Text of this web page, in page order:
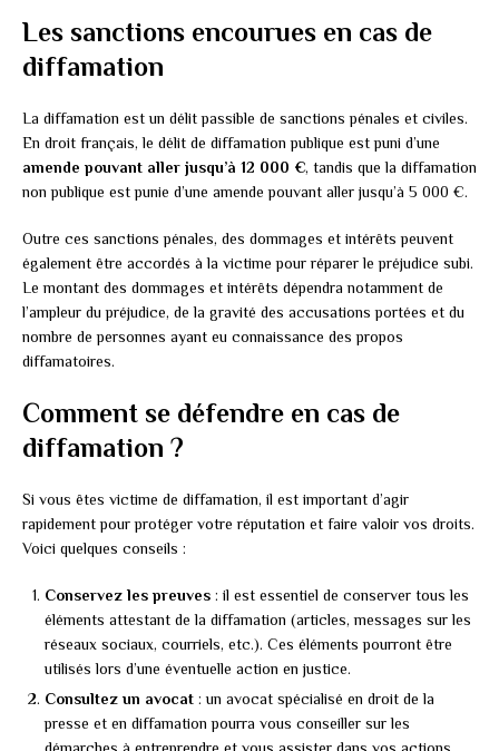
Les sanctions encourues en cas de
diffamation
La diffamation est un délit passible de sanctions pénales et civiles.
En droit français, le délit de diffamation publique est puni d’une
amende pouvant aller jusqu’à 12 000 €, tandis que la diffamation
non publique est punie d’une amende pouvant aller jusqu’à 5 000 €.
Outre ces sanctions pénales, des dommages et intérêts peuvent
également être accordés à la victime pour réparer le préjudice subi.
Le montant des dommages et intérêts dépendra notamment de
l’ampleur du préjudice, de la gravité des accusations portées et du
nombre de personnes ayant eu connaissance des propos
diffamatoires.
Comment se défendre en cas de
diffamation ?
Si vous êtes victime de diffamation, il est important d’agir
rapidement pour protéger votre réputation et faire valoir vos droits.
Voici quelques conseils :
Conservez les preuves : il est essentiel de conserver tous les
éléments attestant de la diffamation (articles, messages sur les
réseaux sociaux, courriels, etc.). Ces éléments pourront être
utilisés lors d’une éventuelle action en justice.
Consultez un avocat : un avocat spécialisé en droit de la
presse et en diffamation pourra vous conseiller sur les